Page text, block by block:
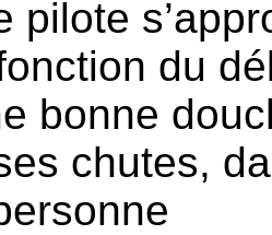
pilote
du
bonne
chutes,